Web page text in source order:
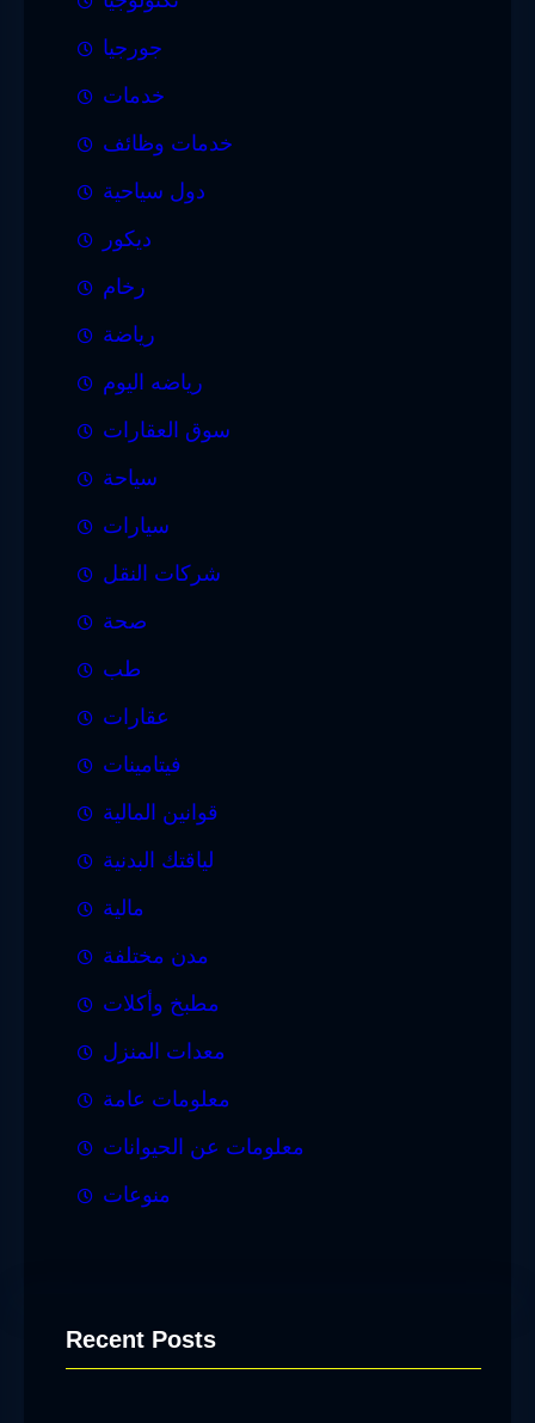
جورجيا
خدمات
خدمات وظائف
دول سياحية
ديكور
رخام
رياضة
رياضه اليوم
سوق العقارات
سياحة
سيارات
شركات النقل
صحة
طب
عقارات
فيتامينات
قوانين المالية
لياقتك البدنية
مالية
مدن مختلفة
مطبخ وأكلات
معدات المنزل
معلومات عامة
معلومات عن الحيوانات
منوعات
Recent Posts